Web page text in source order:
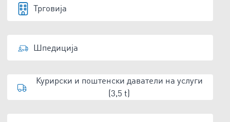
Трговија
Шпедиција
Курирски и поштенски даватели на услуги
(3,5 t)